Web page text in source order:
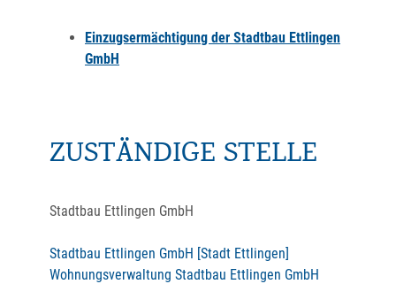
Einzugsermächtigung der Stadtbau Ettlingen
GmbH
ZUSTÄNDIGE STELLE
Stadtbau Ettlingen GmbH
Stadtbau Ettlingen GmbH [Stadt Ettlingen]
Wohnungsverwaltung Stadtbau Ettlingen GmbH